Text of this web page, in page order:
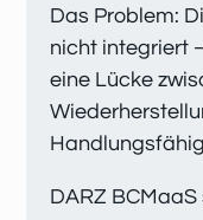
Das Problem:
nicht integriert
eine Lücke
DARZ